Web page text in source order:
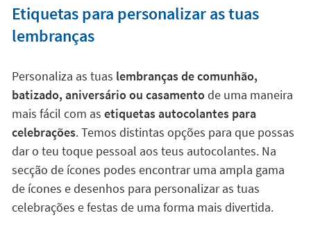
Etiquetas para personalizar as tuas
lembranças
Personaliza as tuas lembranças de comunhão,
batizado, aniversário ou casamentode uma maneira
mais fácil com as etiquetas autocolantes para
celebrações. Temos distintas opções para que possas
dar o teu toque pessoal aos teus autocolantes. Na
secção de ícones podes encontrar uma ampla gama
de ícones e desenhos para personalizar as tuas
celebrações e festas de uma forma mais divertida.